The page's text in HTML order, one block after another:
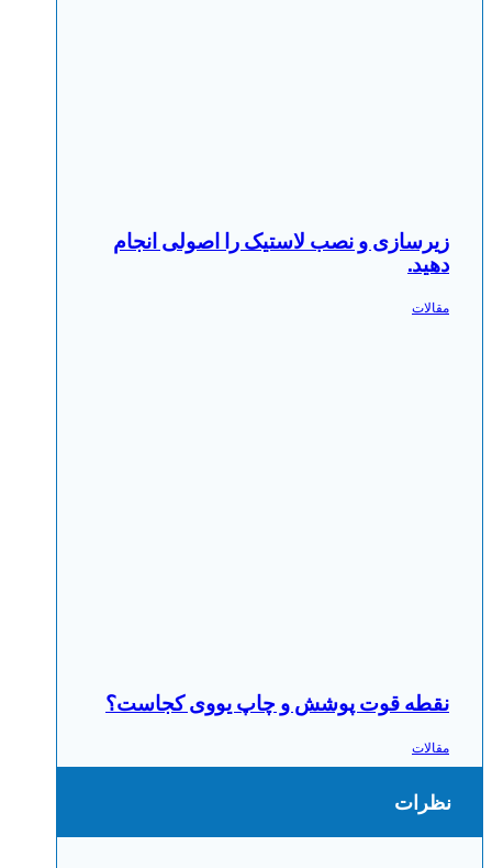
زیرسازی و نصب لاستیک را اصولی انجام
دهید.
مقالات
نقطه قوت پوشش و چاپ یووی کجاست؟
مقالات
نظرات